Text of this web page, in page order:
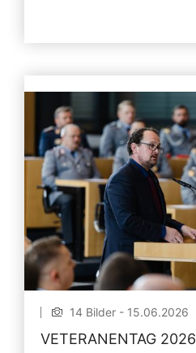
14 Bilder - 15.06.2026
VETERANENTAG 2026